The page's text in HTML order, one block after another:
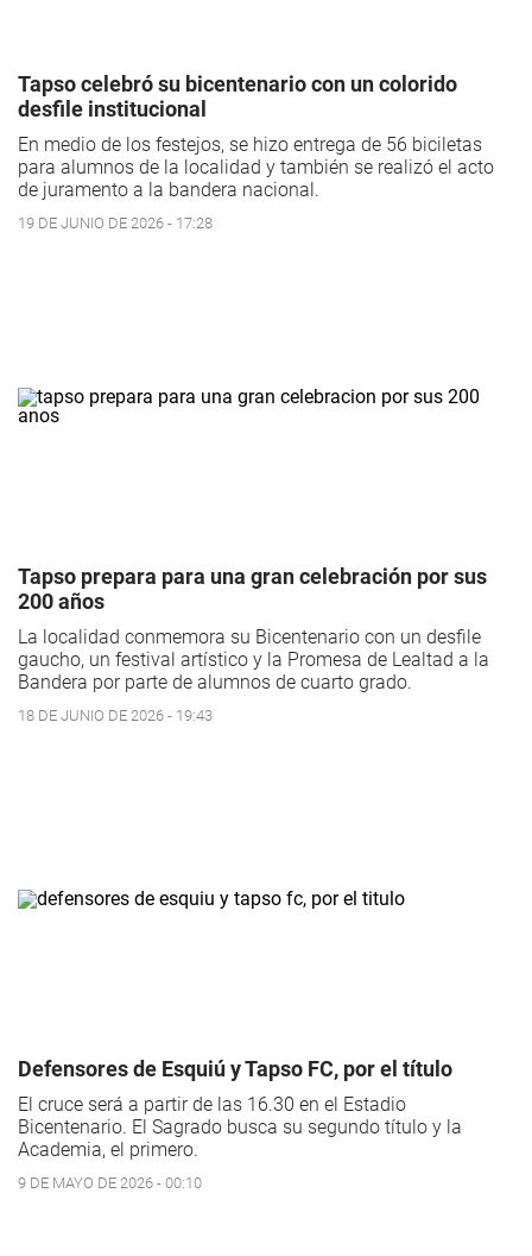
Tapso celebró su bicentenario con un colorido
desfile institucional
En medio de los festejos, se hizo entrega de 56 biciletas
para alumnos de la localidad y también se realizó el acto
de juramento a la bandera nacional.
19 DE JUNIO DE 2026 - 17:28
Tapso prepara para una gran celebración por sus
200 años
La localidad conmemora su Bicentenario con un desfile
gaucho, un festival artístico y la Promesa de Lealtad a la
Bandera por parte de alumnos de cuarto grado.
18 DE JUNIO DE 2026 - 19:43
Defensores de Esquiú y Tapso FC, por el título
El cruce será a partir de las 16.30 en el Estadio
Bicentenario. El Sagrado busca su segundo título y la
Academia, el primero.
9 DE MAYO DE 2026 - 00:10